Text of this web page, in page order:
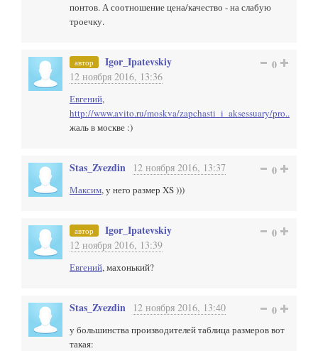
понтов. А соотношение цена/качество - на слабую
троечку.
автор Igor_Ipatevskiy
12 ноября 2016, 13:36
0
Евгений,
http://www.avito.ru/moskva/zapchasti_i_aksessuary/pro..
жаль в москве :)
Stas_Zvezdin 12 ноября 2016, 13:37 0
Максим, у него размер XS )))
автор Igor_Ipatevskiy
12 ноября 2016, 13:39
0
Евгений, махонький?
Stas_Zvezdin 12 ноября 2016, 13:40 0
у большинства производителей таблица размеров вот
такая: